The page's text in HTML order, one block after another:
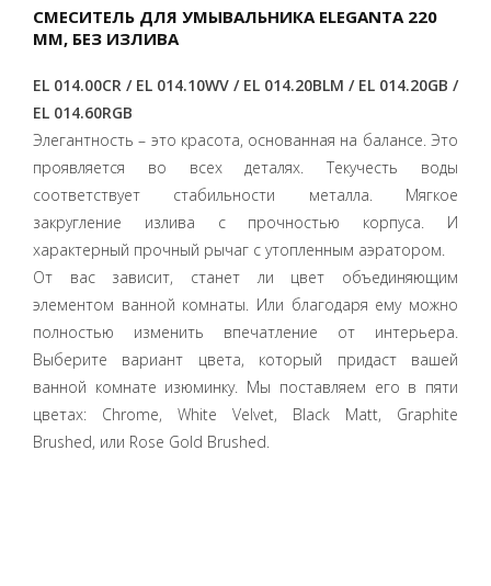
СМЕСИТЕЛЬ ДЛЯ УМЫВАЛЬНИКА ELEGANTA 220
ММ, БЕЗ ИЗЛИВА
EL 014.00CR / EL 014.10WV / EL 014.20BLM / EL 014.20GB /
EL 014.60RGB
Элегантность – это красота, основанная на балансе. Это
проявляется во всех деталях. Текучесть воды
соответствует стабильности металла. Мягкое
закругление излива с прочностью корпуса. И
характерный прочный рычаг с утопленным аэратором.
От вас зависит, станет ли цвет объединяющим
элементом ванной комнаты. Или благодаря ему можно
полностью изменить впечатление от интерьера.
Выберите вариант цвета, который придаст вашей
ванной комнате изюминку. Мы поставляем его в пяти
цветах: Chrome, White Velvet, Black Matt, Graphite
Brushed, или Rose Gold Brushed.